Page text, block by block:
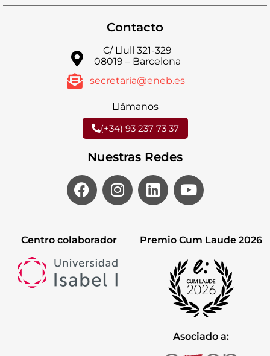
Contacto
C/ Llull 321-329
08019 – Barcelona
secretaria@eneb.es
Llámanos
(+34) 93 237 73 37
Nuestras Redes
Centro colaborador Premio Cum Laude 2026
Asociado a: